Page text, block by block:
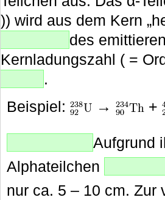
)) wird aus dem Kern
des
Kernladungszahl ( =
.
Beispiel:
→ +
Aufgrund
Alphateilchen
nur ca. 5 – 10 cm.